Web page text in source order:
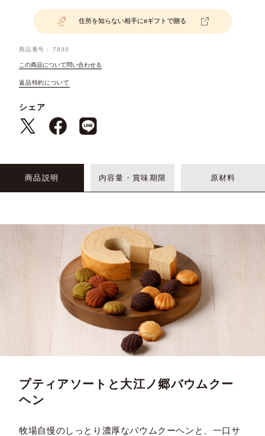
住所を知らない相手にeギフトで贈る
商品番号 7830
この商品について問い合わせる
返品特約について
シェア
商品説明 内容量・賞味期限 原材料
プティアソートと大江ノ郷バウムクー
ヘン
牧場自慢のしっとり濃厚なバウムクーヘンと、一口サ